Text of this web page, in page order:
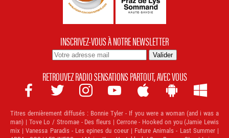
INSCRIVEZ-VOUS À NOTRE NEWSLETTER
RETROUVEZ RADIO SENSATIONS PARTOUT, AVEC VOUS
      
Titres dernièrement diffusés : Bonnie Tyler - If you were a woman (and i was a
man) | Tove Lo / Stromae - Des fleurs | Cerrone - Hooked on you (Jamie Lewis
mix | Vanessa Paradis - Les epines du coeur | Future Animals - Last Summer |